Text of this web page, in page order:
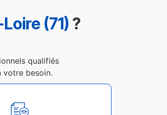
(71) ?
qualifiés
votre besoin.